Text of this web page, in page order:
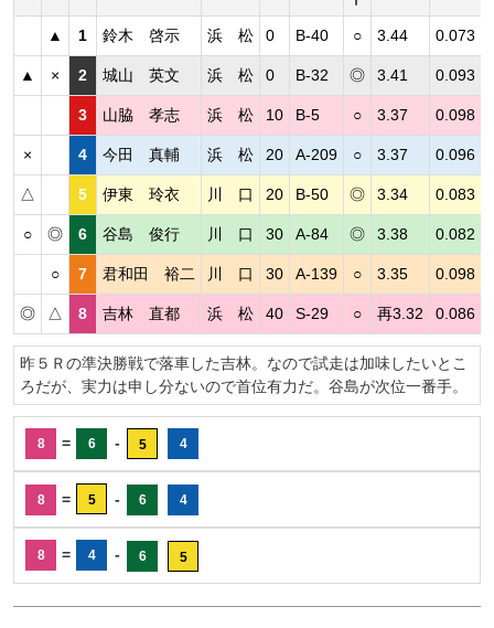
▲ 1 鈴木 啓示 浜 松 0 B-40 ○ 3.44 0.073
▲ × 2 城山 英文 浜 松 0 B-32 ◎ 3.41 0.093
3 山脇 孝志 浜 松 10 B-5 ○ 3.37 0.098
× 4 今田 真輔 浜 松 20 A-209 ○ 3.37 0.096
△ 5 伊東 玲衣 川 口 20 B-50 ◎ 3.34 0.083
○ ◎ 6 谷島 俊行 川 口 30 A-84 ◎ 3.38 0.082
○ 7 君和田 裕二 川 口 30 A-139 ○ 3.35 0.098
◎ △ 8 吉林 直都 浜 松 40 S-29 ○ 再3.32 0.086
昨５Ｒの準決勝戦で落車した吉林。なので試走は加味したいとこ
ろだが、実力は申し分ないので首位有力だ。谷島が次位一番手。
8 = 6 - 5 4
8 = 5 - 6 4
8 = 4 - 6 5